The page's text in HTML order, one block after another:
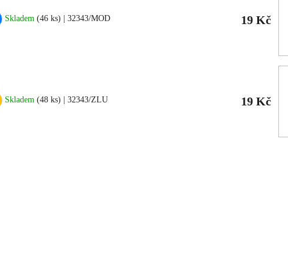
Skladem (46 ks) | 32343/MOD 19 Kč
Skladem (48 ks) | 32343/ZLU 19 Kč